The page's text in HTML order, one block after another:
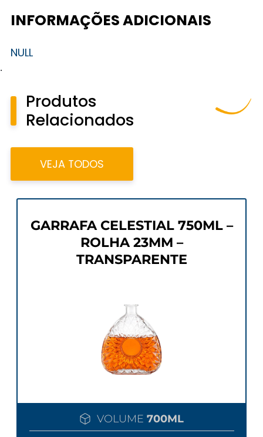
INFORMAÇÕES ADICIONAIS
NULL
.
Produtos
Relacionados
VEJA TODOS
GARRAFA CELESTIAL 750ML –
ROLHA 23MM –
TRANSPARENTE
VOLUME 700ML